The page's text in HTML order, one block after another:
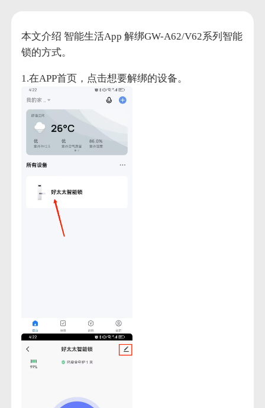
本文介绍 智能生活App 解绑GW-A62/V62系列智能
锁的方式。
1.在APP首页，点击想要解绑的设备。